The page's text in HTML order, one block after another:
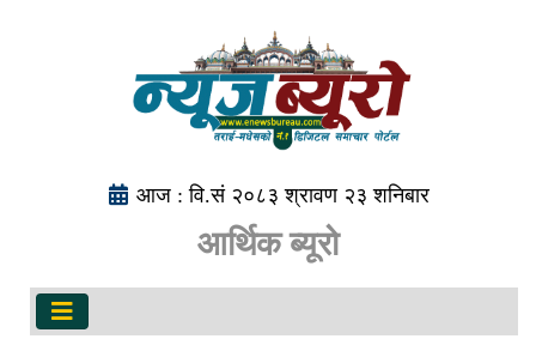
आज : वि.सं २०८३ श्रावण २३ शनिबार
आर्थिक ब्यूरो